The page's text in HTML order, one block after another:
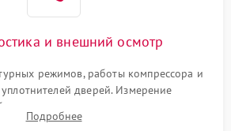
и внешний осмотр
режимов, работы компрессора и
дверей. Измерение
мотора, проверка термостата и
ошибок с электронного дисплея.
Подробнее